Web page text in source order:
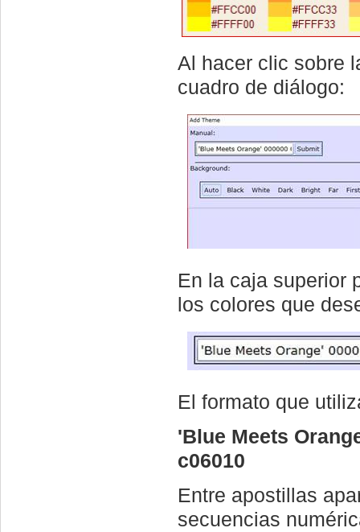
Al hacer clic sobre
cuadro de diálogo:
En la caja superior
los colores que
El formato que
'Blue Meets
c06010
Entre apostillas
secuencias